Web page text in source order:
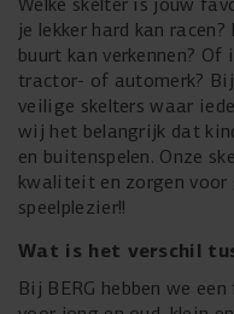
je lekker hard kan
buurt kan verkennen? Of
tractor- of automerk? Bij
veilige skelters waar
wij het belangrijk dat
en buitenspelen. Onze
kwaliteit en zorgen voor
speelplezier!!
Wat is het verschil
Bij BERG hebben we